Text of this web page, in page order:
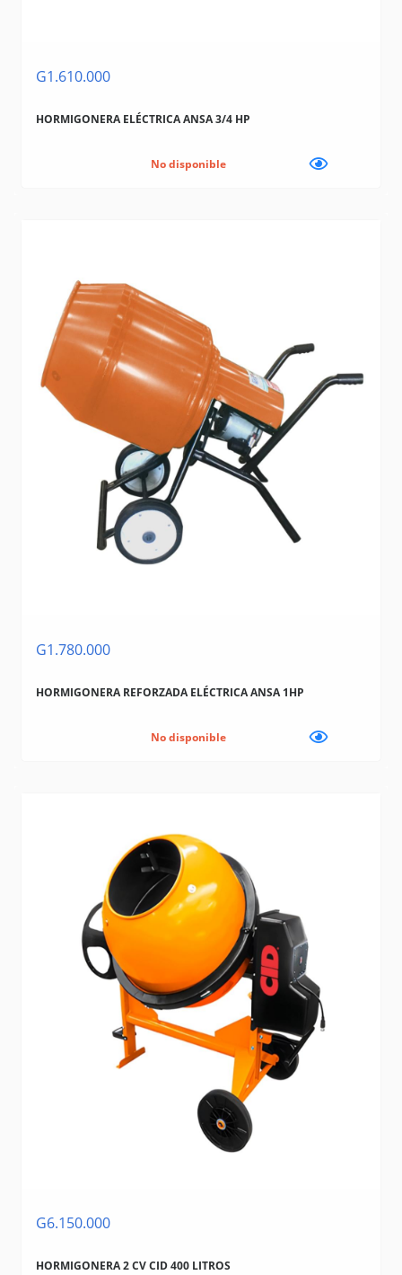
G1.610.000
HORMIGONERA ELÉCTRICA ANSA 3/4 HP
No disponible
G1.780.000
HORMIGONERA REFORZADA ELÉCTRICA ANSA 1HP
No disponible
G6.150.000
HORMIGONERA 2 CV CID 400 LITROS